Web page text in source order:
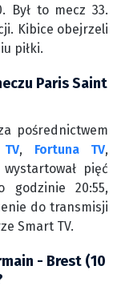
Był to mecz 33.
Kibice obejrzeli
piłki.
Paris Saint
pośrednictwem
, Fortuna TV,
pięć
godzinie 20:55,
do transmisji
Smart TV.
- Brest (10